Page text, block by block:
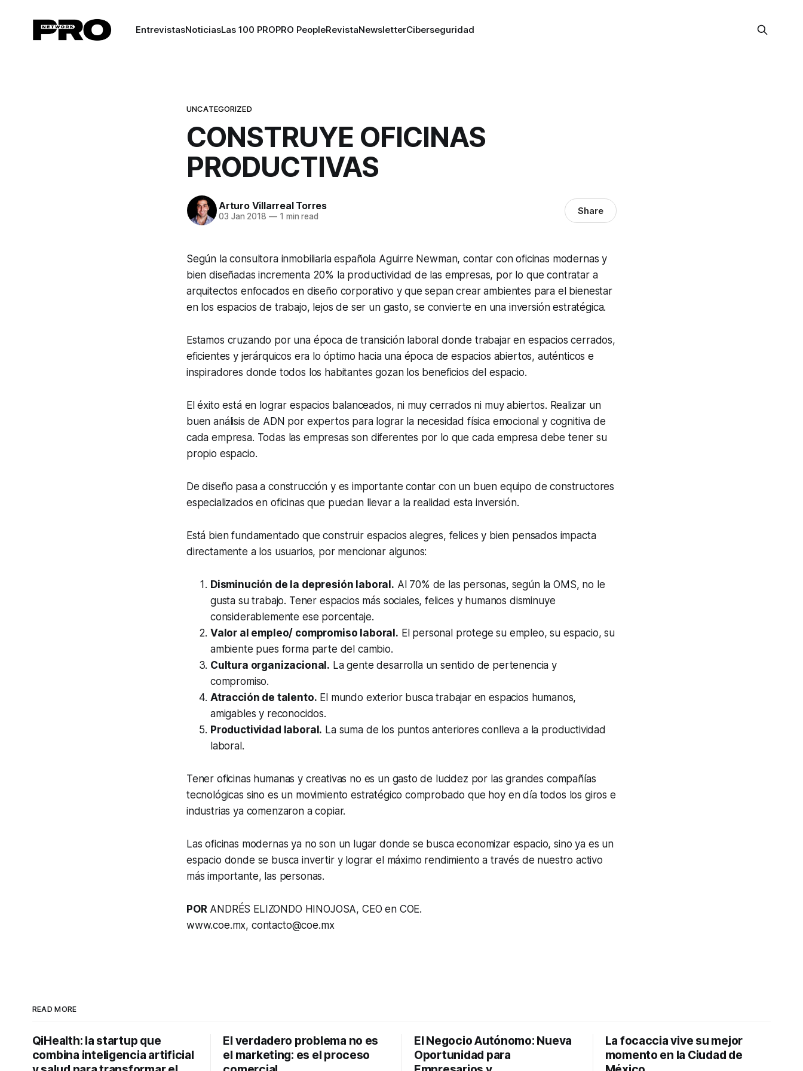
EntrevistasNoticiasLas 100 PROPRO PeopleRevistaNewsletterCiberseguridad
UNCATEGORIZED
CONSTRUYE OFICINAS
PRODUCTIVAS
Arturo Villarreal Torres
03 Jan 2018 —1 min read Share
Según la consultora inmobiliaria española Aguirre Newman, contar con oficinas modernas y
bien diseñadas incrementa 20% la productividad de las empresas, por lo que contratar a
arquitectos enfocados en diseño corporativo y que sepan crear ambientes para el bienestar
en los espacios de trabajo, lejos de ser un gasto, se convierte en una inversión estratégica.
Estamos cruzando por una época de transición laboral donde trabajar en espacios cerrados,
eficientes y jerárquicos era lo óptimo hacia una época de espacios abiertos, auténticos e
inspiradores donde todos los habitantes gozan los beneficios del espacio.
El éxito está en lograr espacios balanceados, ni muy cerrados ni muy abiertos. Realizar un
buen análisis de ADN por expertos para lograr la necesidad física emocional y cognitiva de
cada empresa. Todas las empresas son diferentes por lo que cada empresa debe tener su
propio espacio.
De diseño pasa a construcción y es importante contar con un buen equipo de constructores
especializados en oficinas que puedan llevar a la realidad esta inversión.
Está bien fundamentado que construir espacios alegres, felices y bien pensados impacta
directamente a los usuarios, por mencionar algunos:
Disminución de la depresión laboral. Al 70% de las personas, según la OMS, no le
gusta su trabajo. Tener espacios más sociales, felices y humanos disminuye
considerablemente ese porcentaje.
Valor al empleo/ compromiso laboral. El personal protege su empleo, su espacio, su
ambiente pues forma parte del cambio.
Cultura organizacional. La gente desarrolla un sentido de pertenencia y
compromiso.
Atracción de talento. El mundo exterior busca trabajar en espacios humanos,
amigables y reconocidos.
Productividad laboral. La suma de los puntos anteriores conlleva a la productividad
laboral.
Tener oficinas humanas y creativas no es un gasto de lucidez por las grandes compañías
tecnológicas sino es un movimiento estratégico comprobado que hoy en día todos los giros e
industrias ya comenzaron a copiar.
Las oficinas modernas ya no son un lugar donde se busca economizar espacio, sino ya es un
espacio donde se busca invertir y lograr el máximo rendimiento a través de nuestro activo
más importante, las personas.
PORANDRÉS ELIZONDO HINOJOSA, CEO en COE.
www.coe.mx, contacto@coe.mx
READ MORE
QiHealth: la startup que
combina inteligencia artificial
El verdadero problema no es
el marketing: es el proceso
El Negocio Autónomo: Nueva
Oportunidad para
La focaccia vive su mejor
momento en la Ciudad de